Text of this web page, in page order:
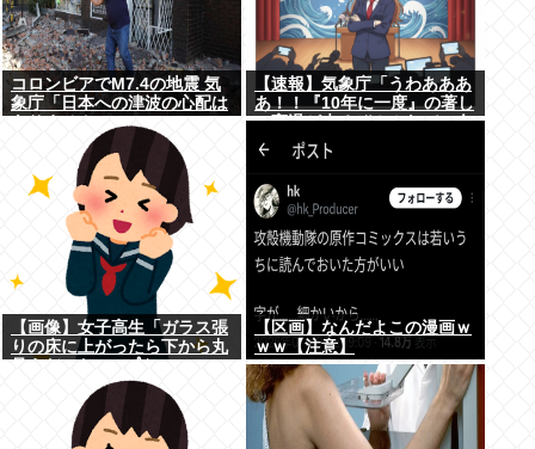
コロンビアでM7.4の地震 気
象庁「日本への津波の心配は
【速報】気象庁「うわあああ
あ！！『10年に一度』の著し
い高温が来るぞ！！ヤバい今
回はヤバい！！」
【画像】女子高生「ガラス張
りの床に上がったら下から丸
【区画】なんだよこの漫画ｗ
ｗｗ【注意】